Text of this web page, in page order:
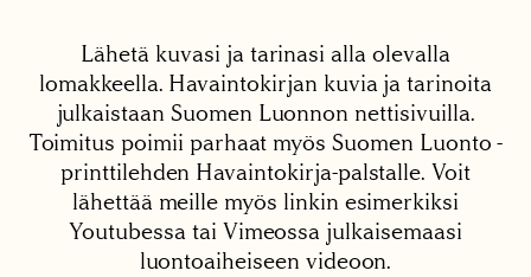
Lähetä kuvasi ja tarinasi alla olevalla
lomakkeella. Havaintokirjan kuvia ja tarinoita
julkaistaan Suomen Luonnon nettisivuilla.
Toimitus poimii parhaat myös Suomen Luonto -
printtilehden Havaintokirja-palstalle. Voit
lähettää meille myös linkin esimerkiksi
Youtubessa tai Vimeossa julkaisemaasi
luontoaiheiseen videoon.